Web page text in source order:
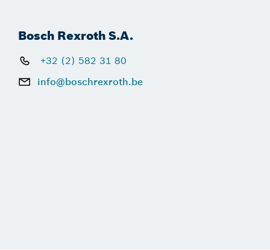
Bosch Rexroth S.A.
+32 (2) 582 31 80
info@boschrexroth.be